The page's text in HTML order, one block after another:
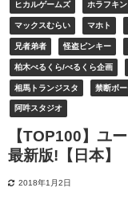
ヒカルゲームズ ホラフキン
マックスむらい マホト
兄者弟者 怪盗ピンキー
柏木べるくら/べるくら企画
相馬トランジスタ 禁断ボ
阿吽スタジオ
【TOP100】ユ
最新版!【日本】
2018年1月2日